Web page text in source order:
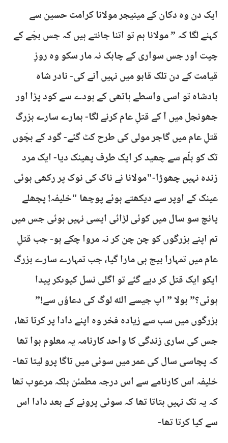
ایک دن وہ دکان کے مینیجر مولانا کرامت حسین سے
کہنے لگا کہ ” مولانا ہم تو اتنا جانتے ہیں کہ جس بچّے کے
چپت اور جس سواری کے چابک نہ مار سکو وہ روزِ
قیامت کے دن تلک قابو میں نہیں آنے کی- نادر شاہ
بادشاہ تو اسی واسطے ہاتھی کے ہودے سے کود پڑا اور
جھونجل میں آ کے قتلِ عام کرنے لگا- ہمارے سارے بزرگ
قتلِ عام میں گاجر مولی کی طرح کٹ گئے- گود کے بچّوں
تک کو بلّم سے چھید کر ایک طرف پھینک دیا- ایک مرد
زندہ نہیں چھوڑا-"مولانا نے ناک کی نوک پر رکھی ہوئی
عینک کے اوپر سے دیکھتے ہوئے پوچھا "خلیفہ! پچھلے
پانچ سو سال میں کوئی لڑائی ایسی نہیں ہوئی جس میں
تم اپنے بزرگوں کو چن چن کر نہ مروا چکے ہو- جب قتلِ
عام میں تمہارا بیج ہی مارا گیا، جب تمہارے سارے بزرگ
ایکو ایک قتل کر دیے گئے تو اگلی نسل کیوںکر پیدا
ہوئی؟” بولا ” اپ جیسے اللہ لوگ کی دعاؤں سے!”
بزرگوں میں سب سے زیادہ فخر وہ اپنے دادا پر کرتا تھا،
جس کی ساری زندگی کا واحد کارنامہ یہ معلوم ہوا تھا
کہ پچاسی سال کی عمر میں سوئی میں تاگا پرو لیتا تھا-
خلیفہ اس کارنامے سے اس درجہ مطمئن بلکہ مرعوب تھا
کہ یہ تک نہیں بتاتا تھا کہ سوئی پرونے کے بعد دادا اس
سے کیا کرتا تھا-